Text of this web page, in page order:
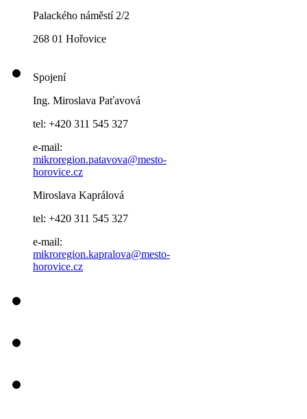
Palackého náměstí 2/2
268 01 Hořovice
Spojení
Ing. Miroslava Paťavová
tel: +420 311 545 327
e-mail:
mikroregion.patavova@mesto-
horovice.cz
Miroslava Kaprálová
tel: +420 311 545 327
e-mail:
mikroregion.kapralova@mesto-
horovice.cz